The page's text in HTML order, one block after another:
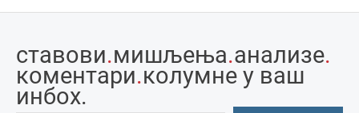
ставови.мишљења.анализе.
коментари.колумне у ваш
инбоx.